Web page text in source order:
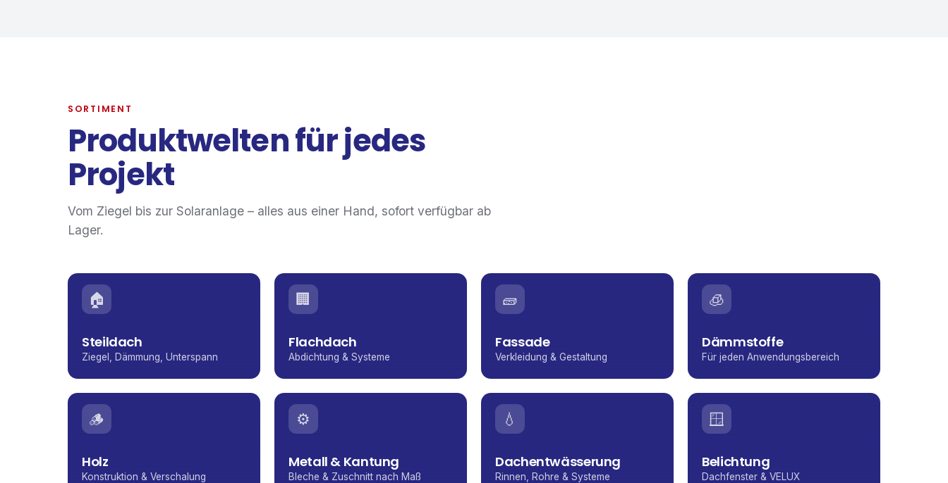
SORTIMENT
Produktwelten für jedes
Projekt
Vom Ziegel bis zur Solaranlage – alles aus einer Hand, sofort verfügbar ab
Lager.
🏠
Steildach
Ziegel, Dämmung, Unterspann
🏢
Flachdach
Abdichtung & Systeme
🧱
Fassade
Verkleidung & Gestaltung
🧊
Dämmstoffe
Für jeden Anwendungsbereich
🪵
Holz
Konstruktion & Verschalung
⚙️
Metall & Kantung
Bleche & Zuschnitt nach Maß
💧
Dachentwässerung
Rinnen, Rohre & Systeme
🪟
Belichtung
Dachfenster & VELUX